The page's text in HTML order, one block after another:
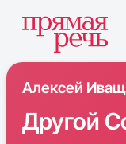
Алексей
Другой